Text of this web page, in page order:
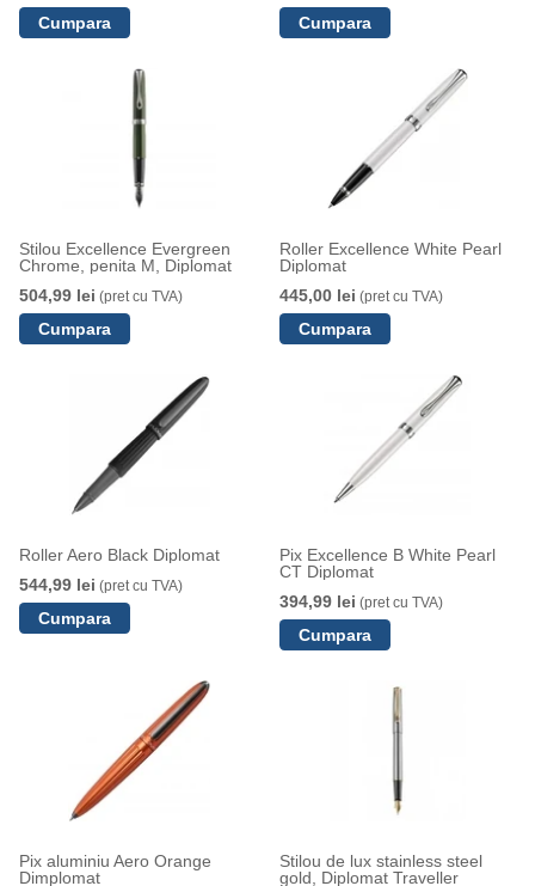
Stilou Excellence Evergreen
Chrome, penita M, Diplomat
504,99 lei (pret cu TVA)
Roller Excellence White Pearl
Diplomat
445,00 lei (pret cu TVA)
Roller Aero Black Diplomat
544,99 lei (pret cu TVA)
Pix Excellence B White Pearl
CT Diplomat
394,99 lei (pret cu TVA)
Pix aluminiu Aero Orange
Dimplomat
Stilou de lux stainless steel
gold, Diplomat Traveller